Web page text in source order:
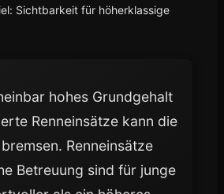
Sichtbarkeit für höherklassige
hohes Grundgehalt
Renneinsätze kann die
Renneinsätze
Betreuung sind für junge